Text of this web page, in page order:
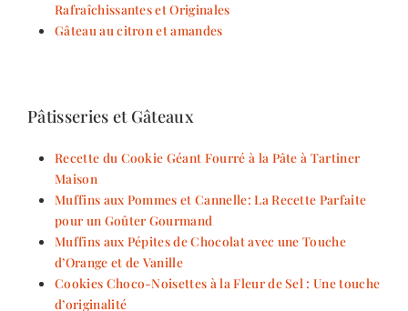
Rafraîchissantes et Originales
Gâteau au citron et amandes
Pâtisseries et Gâteaux
Recette du Cookie Géant Fourré à la Pâte à Tartiner
Maison
Muffins aux Pommes et Cannelle: La Recette Parfaite
pour un Goûter Gourmand
Muffins aux Pépites de Chocolat avec une Touche
d’Orange et de Vanille
Cookies Choco-Noisettes à la Fleur de Sel : Une touche
d’originalité